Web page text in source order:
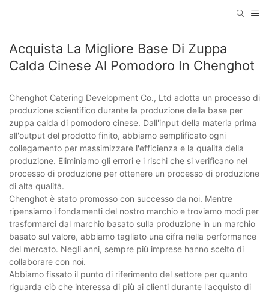
Acquista La Migliore Base Di Zuppa
Calda Cinese Al Pomodoro In Chenghot
Chenghot Catering Development Co., Ltd adotta un processo di
produzione scientifico durante la produzione della base per
zuppa calda di pomodoro cinese. Dall'input della materia prima
all'output del prodotto finito, abbiamo semplificato ogni
collegamento per massimizzare l'efficienza e la qualità della
produzione. Eliminiamo gli errori e i rischi che si verificano nel
processo di produzione per ottenere un processo di produzione
di alta qualità.
Chenghot è stato promosso con successo da noi. Mentre
ripensiamo i fondamenti del nostro marchio e troviamo modi per
trasformarci dal marchio basato sulla produzione in un marchio
basato sul valore, abbiamo tagliato una cifra nella performance
del mercato. Negli anni, sempre più imprese hanno scelto di
collaborare con noi.
Abbiamo fissato il punto di riferimento del settore per quanto
riguarda ciò che interessa di più ai clienti durante l'acquisto di